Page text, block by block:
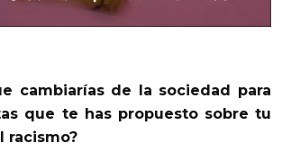
cambiarías de la sociedad para
que te has propuesto sobre tu
racismo?